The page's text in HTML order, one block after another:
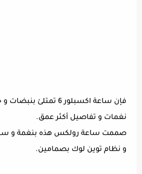
فإن ساعة اكسبلور 6
نغمات و تفاصيل أكثر عمق.
صممت ساعة رولكس هذه بنغمة و
و نظام توين لوك بصمامين.